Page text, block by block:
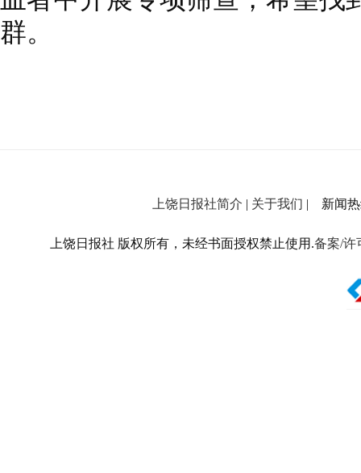
群。
上饶日报社简介 | 关于我们 | 新闻热
上饶日报社 版权所有，未经书面授权禁止使用.备案/许